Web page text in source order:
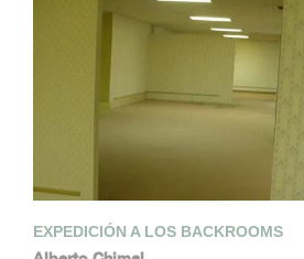
EXPEDICIÓN A LOS BACKROOMS